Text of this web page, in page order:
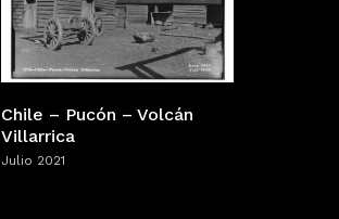
Chile – Pucón – Volcán
Villarrica
Julio 2021